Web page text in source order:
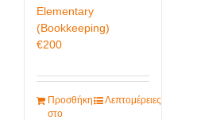
Elementary
(Bookkeeping)
€200
Προσθήκη
στο
Λεπτομέρειες